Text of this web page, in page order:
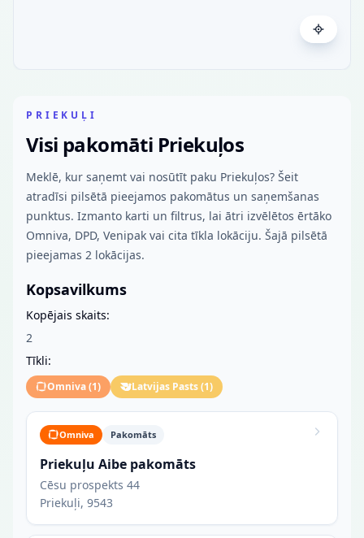
PRIEKUĻI
Visi pakomāti Priekuļos
Meklē, kur saņemt vai nosūtīt paku Priekuļos? Šeit
atradīsi pilsētā pieejamos pakomātus un saņemšanas
punktus. Izmanto karti un filtrus, lai ātri izvēlētos ērtāko
Omniva, DPD, Venipak vai cita tīkla lokāciju. Šajā pilsētā
pieejamas 2 lokācijas.
Kopsavilkums
Kopējais skaits:
2
Tīkli:
Omniva(1) Latvijas Pasts(1)
Omniva Pakomāts
Priekuļu Aibe pakomāts
Cēsu prospekts 44
Priekuļi, 9543